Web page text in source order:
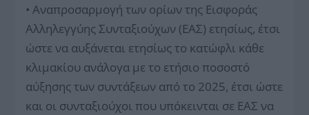
• Αναπροσαρμογή των ορίων της Εισφοράς
Αλληλεγγύης Συνταξιούχων (ΕΑΣ) ετησίως, έτσι
ώστε να αυξάνεται ετησίως το κατώφλι κάθε
κλιμακίου ανάλογα με το ετήσιο ποσοστό
αύξησης των συντάξεων από το 2025, έτσι ώστε
και οι συνταξιούχοι που υπόκεινται σε ΕΑΣ να